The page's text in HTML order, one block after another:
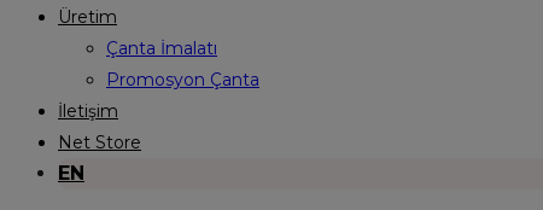
Üretim
Çanta İmalatı
Promosyon Çanta
İletişim
Net Store
EN